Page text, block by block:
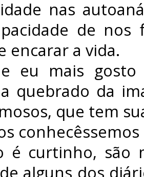
nas
de nos
encarar a vida.
mais gosto
quebrado da
que tem
curtinho, são
alguns dos